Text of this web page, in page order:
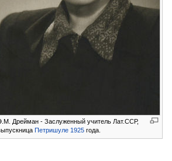
Дрейман - Заслуженный учитель Лат.ССР,
Петришуле 1925 года.